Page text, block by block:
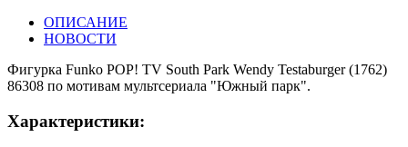
ОПИСАНИЕ
НОВОСТИ
Фигурка Funko POP! TV South Park Wendy Testaburger (1762)
86308 по мотивам мультсериала "Южный парк".
Характеристики: